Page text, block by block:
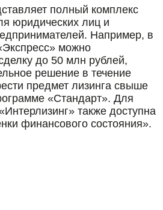
полный комплекс
юридических лиц и
Например, в
можно
до 50 млн рублей,
решение в течение
предмет лизинга свыше
«Стандарт». Для
также доступна
финансового состояния».